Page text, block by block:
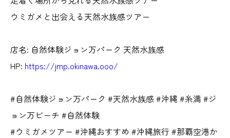
ウミガメと出会える天然水族感ツアー
店名: 自然体験ジョン万パーク 天然水族感
HP: https://jmp.okinawa.ooo/
#自然体験ジョン万パーク #天然水族感 #沖縄 #糸満 #ジ
ョン万ビーチ #自然体験
#ウミガメツアー #沖縄おすすめ #沖縄旅行 #那覇空港か